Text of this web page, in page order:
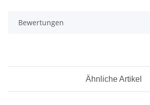
Bewertungen
Ähnliche Artikel